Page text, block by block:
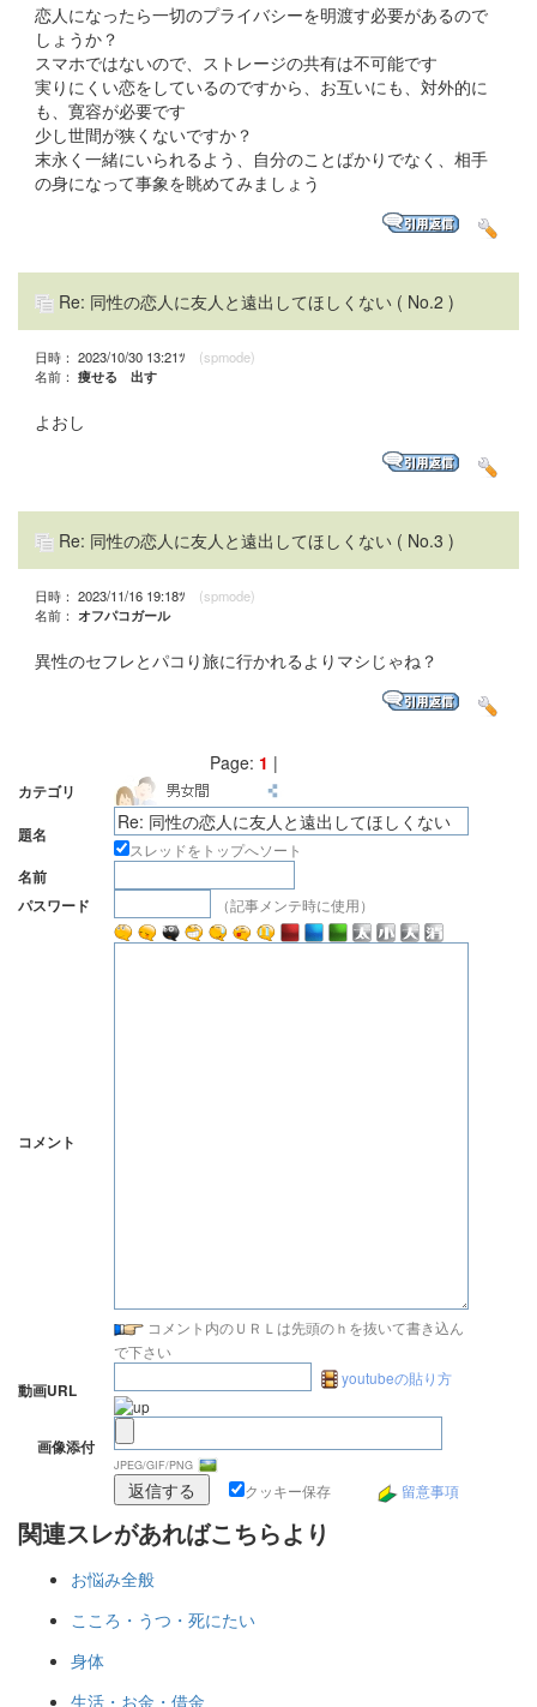
恋人になったら一切のプライバシーを明渡す必要があるので
しょうか？
スマホではないので、ストレージの共有は不可能です
実りにくい恋をしているのですから、お互いにも、対外的に
も、寛容が必要です
少し世間が狭くないですか？
末永く一緒にいられるよう、自分のことばかりでなく、相手
の身になって事象を眺めてみましょう
Re: 同性の恋人に友人と遠出してほしくない ( No.2 )
日時： 2023/10/30 13:21ﾂ (spmode)
名前： 痩せる 出す
よおし
Re: 同性の恋人に友人と遠出してほしくない ( No.3 )
日時： 2023/11/16 19:18ﾂ (spmode)
名前： オフパコガール
異性のセフレとパコり旅に行かれるよりマシじゃね？
Page: 1 |
カテゴリ
題名
スレッドをトップへソート
名前
パスワード
（記事メンテ時に使用）
コメント
コメント内のＵＲＬは先頭のｈを抜いて書き込ん
で下さい
動画URL
youtubeの貼り方
画像添付
JPEG/GIF/PNG
クッキー保存 留意事項
関連スレがあればこちらより
お悩み全般
こころ・うつ・死にたい
身体
生活・お金・借金